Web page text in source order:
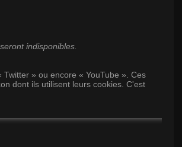
indisponibles.
» ou encore « YouTube ». Ces
dont ils utilisent leurs cookies. C'est